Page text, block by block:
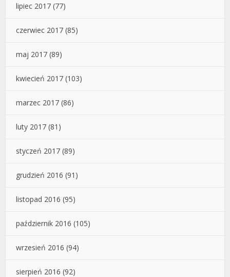
lipiec 2017 (77)
czerwiec 2017 (85)
maj 2017 (89)
kwiecień 2017 (103)
marzec 2017 (86)
luty 2017 (81)
styczeń 2017 (89)
grudzień 2016 (91)
listopad 2016 (95)
październik 2016 (105)
wrzesień 2016 (94)
sierpień 2016 (92)